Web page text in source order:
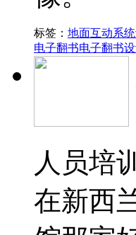
标签： 地面互动系
电子翻书电子翻书
人员培
在新西